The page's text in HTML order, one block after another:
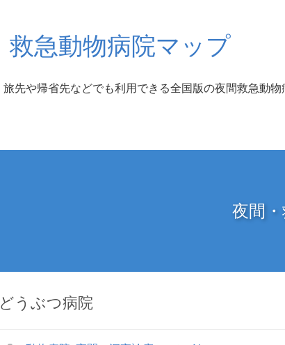
救急動物病院マップ
先や帰省先などでも利用できる全国版の夜間救急動物
夜間
うぶつ病院